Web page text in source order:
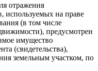
отражения
используемых на праве
(в том числе
предусмотрен
имущество
(свидетельства),
земельным участком, по